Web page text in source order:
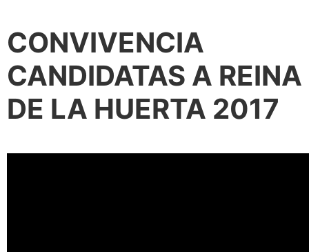
CONVIVENCIA
CANDIDATAS A REINA
DE LA HUERTA 2017